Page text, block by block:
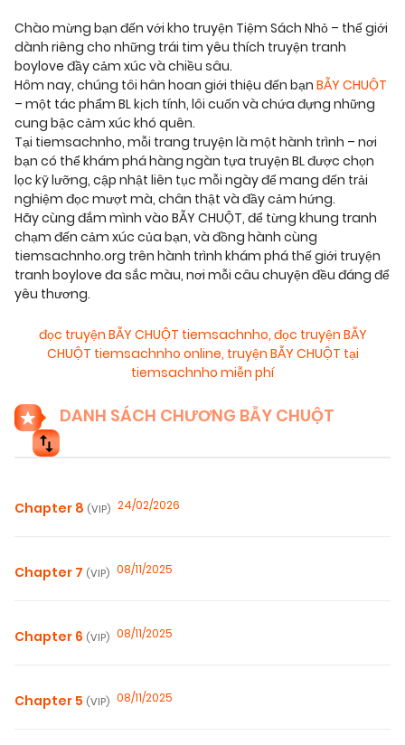
Chào mừng bạn đến với kho truyện Tiệm Sách Nhỏ – thế giới
dành riêng cho những trái tim yêu thích truyện tranh
boylove đầy cảm xúc và chiều sâu.
Hôm nay, chúng tôi hân hoan giới thiệu đến bạn BẪY CHUỘT
– một tác phẩm BL kịch tính, lôi cuốn và chứa đựng những
cung bậc cảm xúc khó quên.
Tại tiemsachnho, mỗi trang truyện là một hành trình – nơi
bạn có thể khám phá hàng ngàn tựa truyện BL được chọn
lọc kỹ lưỡng, cập nhật liên tục mỗi ngày để mang đến trải
nghiệm đọc mượt mà, chân thật và đầy cảm hứng.
Hãy cùng đắm mình vào BẪY CHUỘT, để từng khung tranh
chạm đến cảm xúc của bạn, và đồng hành cùng
tiemsachnho.org trên hành trình khám phá thế giới truyện
tranh boylove đa sắc màu, nơi mỗi câu chuyện đều đáng để
yêu thương.
đọc truyện BẪY CHUỘT tiemsachnho, đọc truyện BẪY
CHUỘT tiemsachnho online, truyện BẪY CHUỘT tại
tiemsachnho miễn phí
DANH SÁCH CHƯƠNG BẪY CHUỘT
Chapter 8 (VIP) 24/02/2026
Chapter 7 (VIP) 08/11/2025
Chapter 6 (VIP) 08/11/2025
Chapter 5 (VIP) 08/11/2025